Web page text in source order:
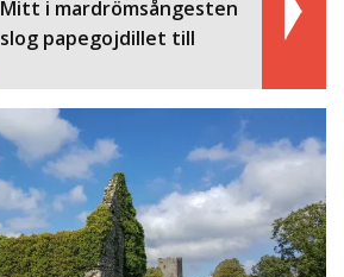
Mitt i mardrömsångesten
slog papegojdillet till